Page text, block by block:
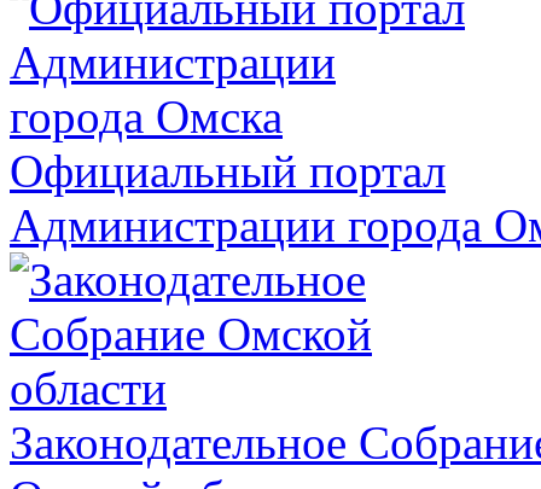
Официальный портал
Администрации города
Законодательное